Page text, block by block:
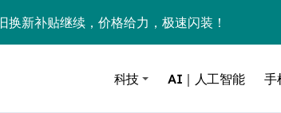
换新补贴继续，价格给力，极速闪装！
4200，白银狂飙3.5%！三大利好连夜引爆
科技 AI｜人工智能 手